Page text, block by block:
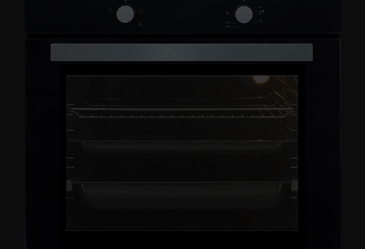
Գեղեցկություն և խնամք
Ավտոմեքենաների աուդիոտեխնիկա
Գործիքներ